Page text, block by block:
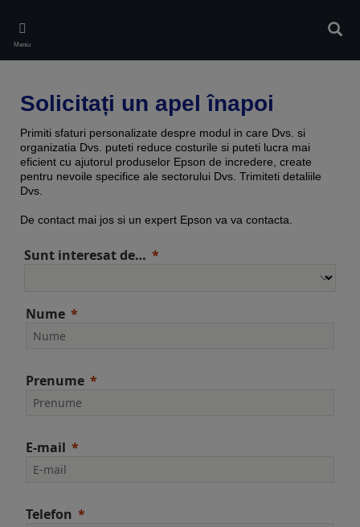
main
content
Meniu
Solicitați un apel înapoi
Primiti sfaturi personalizate despre modul in care Dvs. si
organizatia Dvs. puteti reduce costurile si puteti lucra mai
eficient cu ajutorul produselor Epson de incredere, create
pentru nevoile specifice ale sectorului Dvs. Trimiteti detaliile
Dvs.
De contact mai jos si un expert Epson va va contacta.
Sunt interesat de…
Nume
Prenume
E-mail
Telefon